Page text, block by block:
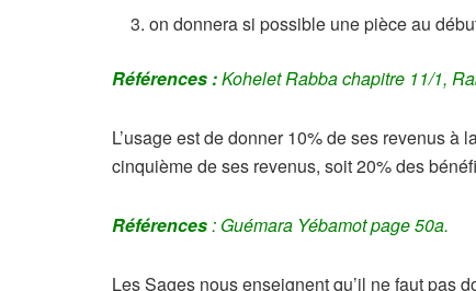
on donnera si possible une pièce au
Références :Kohelet Rabba chapitre 11/1,
L’usage est de donner 10% de ses revenus à
cinquième de ses revenus, soit 20% des
Références: Guémara Yébamot page 50a.
Les Sages nous enseignent qu’il ne faut pas